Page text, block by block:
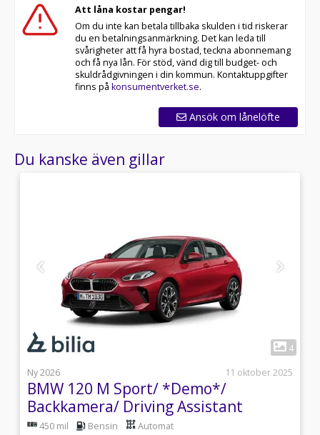
Att låna kostar pengar!
Om du inte kan betala tillbaka skulden i tid riskerar
du en betalningsanmärkning. Det kan leda till
svårigheter att få hyra bostad, teckna abonnemang
och få nya lån. För stöd, vänd dig till budget- och
skuldrådgivningen i din kommun. Kontaktuppgifter
finns på konsumentverket.se.
Ansök om lånelöfte
Du kanske även gillar
4
Ny 2026
11 oktober 2025
BMW 120 M Sport/ *Demo*/
Backkamera/ Driving Assistant
450 mil Bensin Automat